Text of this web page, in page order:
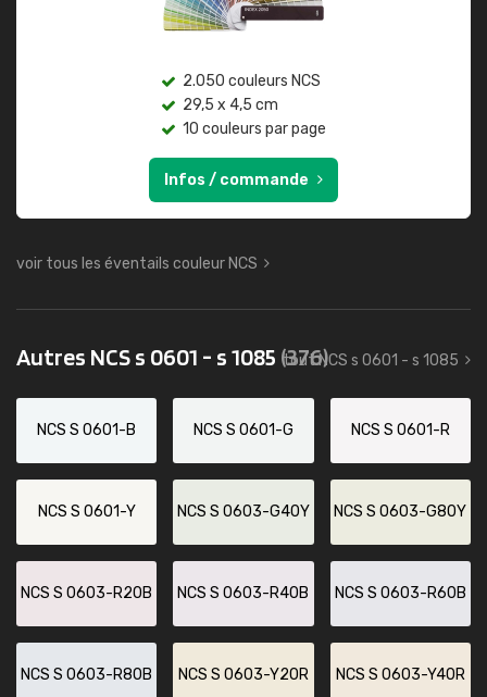
2.050 couleurs NCS
29,5 x 4,5 cm
10 couleurs par page
Infos / commande
voir tous les éventails couleur NCS
Autres NCS s 0601 - s 1085 (376)
tout NCS s 0601 - s 1085
NCS S 0601-B NCS S 0601-G NCS S 0601-R
NCS S 0601-Y NCS S 0603-G40Y NCS S 0603-G80Y
NCS S 0603-R20B NCS S 0603-R40B NCS S 0603-R60B
NCS S 0603-R80B NCS S 0603-Y20R NCS S 0603-Y40R